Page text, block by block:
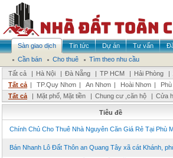
Sàn giao dịch Tin tức Dự án Tư vấn
Cần bán
Cho thuê
Tìm theo nhu cầu
Tất cả
| Hà Nội | Đà Nẵng | TP HCM | Hải Phòng |
Tất cả | TP.Quy Nhơn | An Nhơn | Hoài Nhơn |
Tất cả
| Mặt phố, Mặt tiền | Chung cư ,căn hộ | Cửa
Tiêu đề
Chính Chủ Cho Thuê Nhà Nguyên Căn Giá Rẻ Tại Phù
Bán Nhanh Lô Đất Thôn an Quang Tây xã cát Khánh,